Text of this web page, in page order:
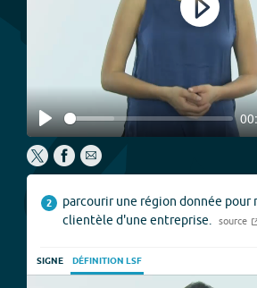
Play
Play
2
parcourir une région donnée pour
clientèle d'une entreprise.
source
SIGNE DÉFINITION LSF